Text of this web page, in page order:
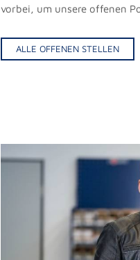
vorbei, um unsere offenen
ALLE OFFENEN STELLEN